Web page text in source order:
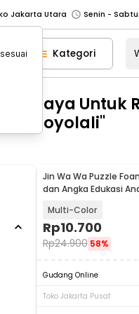
Jakarta Utara
Tangerang
Cikupa
n Go Jakarta Barat
Senin -
n Go Bekasi
Senin - Jumat
n Go Depok
Senin - Jumat
Jakarta Utara
Cikupa
n Go Jakarta Barat
Senin -
Senin - Jumat
Kategori
Biaya
Boyolali"
Jin Wa Wa Puzzle
dan Angka Edukasi
Multi-Color
Rp10.700
Rp24.900 58%
Gudang Online
Toko Jakarta Pusat